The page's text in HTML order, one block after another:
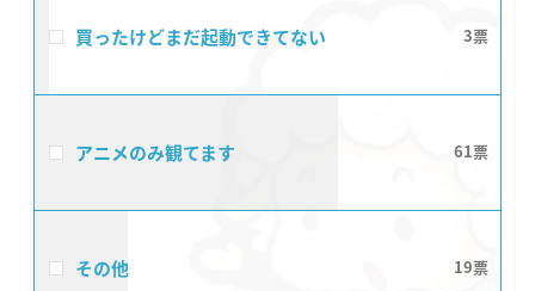
買ったけどまだ起動できてない 3
アニメのみ観てます 61
その他 19